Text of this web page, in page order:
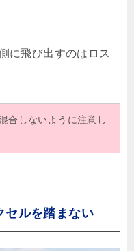
に飛び出すのはロス
合しないように注意し
セルを踏まない